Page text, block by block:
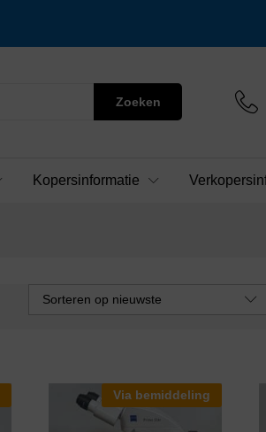
Zoeken
Kopersinformatie
Sorteren op nieuwste
Via bemiddeling